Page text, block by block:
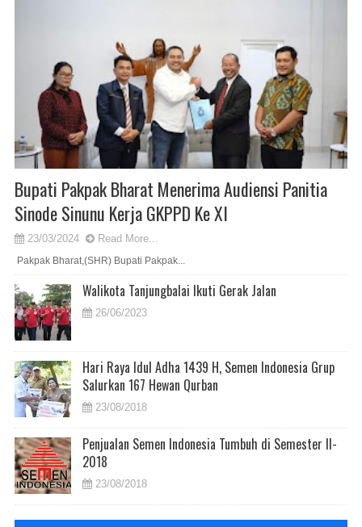
Bupati Pakpak Bharat Menerima Audiensi Panitia
Sinode Sinunu Kerja GKPPD Ke XI
23/03/2024 Read More...
Pakpak Bharat,(SHR) Bupati Pakpak...
Walikota Tanjungbalai Ikuti Gerak Jalan
26/06/2023
Hari Raya Idul Adha 1439 H, Semen Indonesia Grup
Salurkan 167 Hewan Qurban
23/08/2018
Penjualan Semen Indonesia Tumbuh di Semester II-
2018
23/08/2018